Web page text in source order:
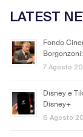
LATEST
Fondo
7 Agosto
Disney e
Disney+
6 Agosto